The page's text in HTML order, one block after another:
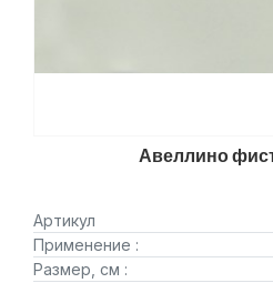
Авеллино
Артикул
Применение :
Размер, см :